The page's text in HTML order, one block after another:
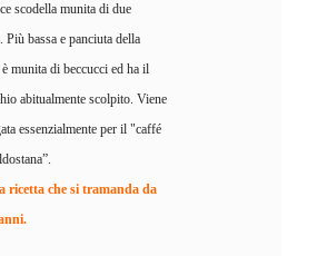
scodella munita di due
Più bassa e panciuta della
munita di beccucci ed ha il
abitualmente scolpito. Viene
essenzialmente per il "caffé
ricetta che si tramanda da